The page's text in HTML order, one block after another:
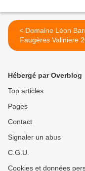
< Domaine Léon Barral -
Faugères Valiniere
Hébergé par Overblog
Top articles
Pages
Contact
Signaler un abus
C.G.U.
Cookies et données